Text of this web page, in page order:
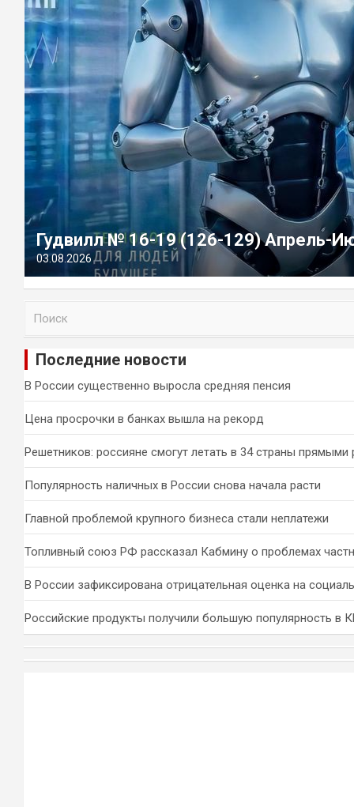
Гудвилл № 16-19 (126-129) Апрель-
03.08.2026
и
Последние новости
В России существенно выросла средняя пенсия
Цена просрочки в банках вышла на рекорд
Решетников: россияне смогут летать в 34 страны прямыми
Популярность наличных в России снова начала расти
Главной проблемой крупного бизнеса стали неплатежи
Топливный союз РФ рассказал Кабмину о проблемах
В России зафиксирована отрицательная оценка на
Российские продукты получили большую популярность в